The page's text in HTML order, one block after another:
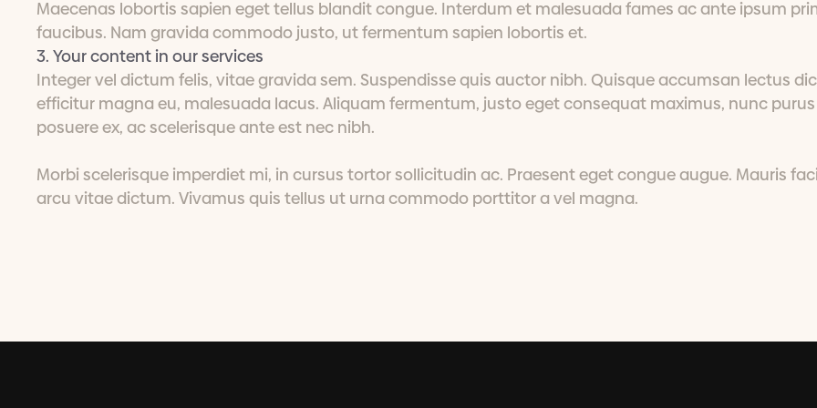
Maecenas lobortis sapien eget tellus blandit congue. Interdum et malesuada fames ac ante ipsum
faucibus. Nam gravida commodo justo, ut fermentum sapien lobortis et.
3. Your content in our services
Integer vel dictum felis, vitae gravida sem. Suspendisse quis auctor nibh. Quisque accumsan lectus
efficitur magna eu, malesuada lacus. Aliquam fermentum, justo eget consequat maximus, nunc purus
posuere ex, ac scelerisque ante est nec nibh.
Morbi scelerisque imperdiet mi, in cursus tortor sollicitudin ac. Praesent eget congue augue. Mauris
arcu vitae dictum. Vivamus quis tellus ut urna commodo porttitor a vel magna.